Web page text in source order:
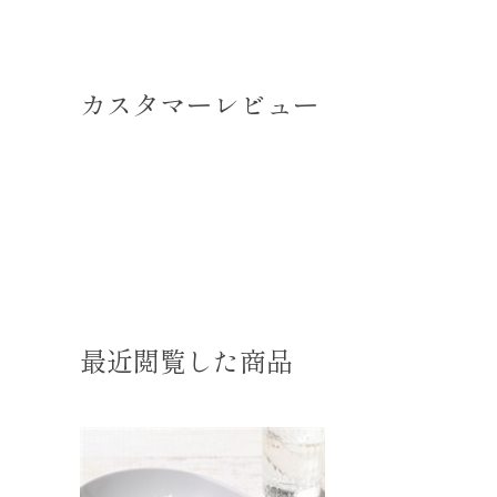
カスタマーレビュー
最近閲覧した商品